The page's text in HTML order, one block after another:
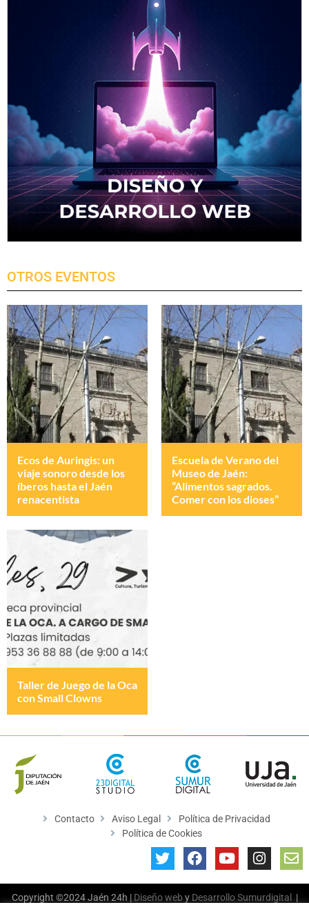
OTROS EVENTOS
Ecos de Auringis: un
viaje sonoro desde los
íberos hasta el Jaén
renacentista
Escuela de Verano del
Museo de Jaén:
“Alimentos sagrados.
Comer con los dioses”
Taller de Juego de la Oca
con Small Clowns
Contacto Aviso Legal
Política de Privacidad
Política de Cookies
Copyright ©2024 Jaén 24h | Diseño web y Desarrollo Sumurdigital |